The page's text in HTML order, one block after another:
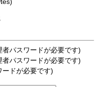
パスワードが必要です)
パスワードが必要です)
ドが必要です)